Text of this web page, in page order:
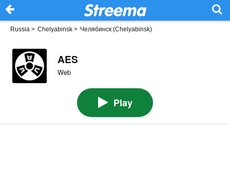
Russia > Chelyabinsk > Челябинск (Chelyabinsk)
AES
Web
Play